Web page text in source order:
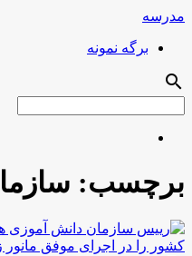
مدرسه
برگه نمونه
search
برچسب: